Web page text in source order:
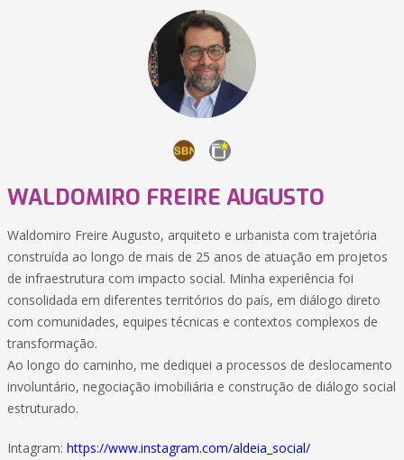
WALDOMIRO FREIRE AUGUSTO
Waldomiro Freire Augusto, arquiteto e urbanista com trajetória
construída ao longo de mais de 25 anos de atuação em projetos
de infraestrutura com impacto social. Minha experiência foi
consolidada em diferentes territórios do país, em diálogo direto
com comunidades, equipes técnicas e contextos complexos de
transformação.
Ao longo do caminho, me dediquei a processos de deslocamento
involuntário, negociação imobiliária e construção de diálogo social
estruturado.
Intagram: https://www.instagram.com/aldeia_social/